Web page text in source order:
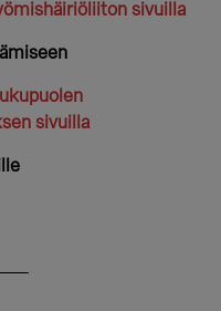
sivuilla
sivuilla